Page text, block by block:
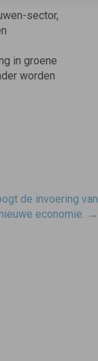
sector,
in groene
worden
de invoering van
economie. →